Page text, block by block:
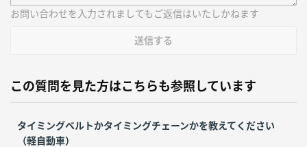
お問い合わせを入力されましてもご返信はいたしかねます
送信する
この質問を見た方はこちらも参照しています
タイミングベルトかタイミングチェーンかを教えてください
（軽自動車）